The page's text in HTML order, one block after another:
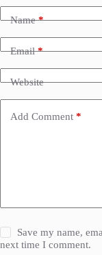
Name*
Email*
Website
Add Comment *
Save my name,
next time I comment.